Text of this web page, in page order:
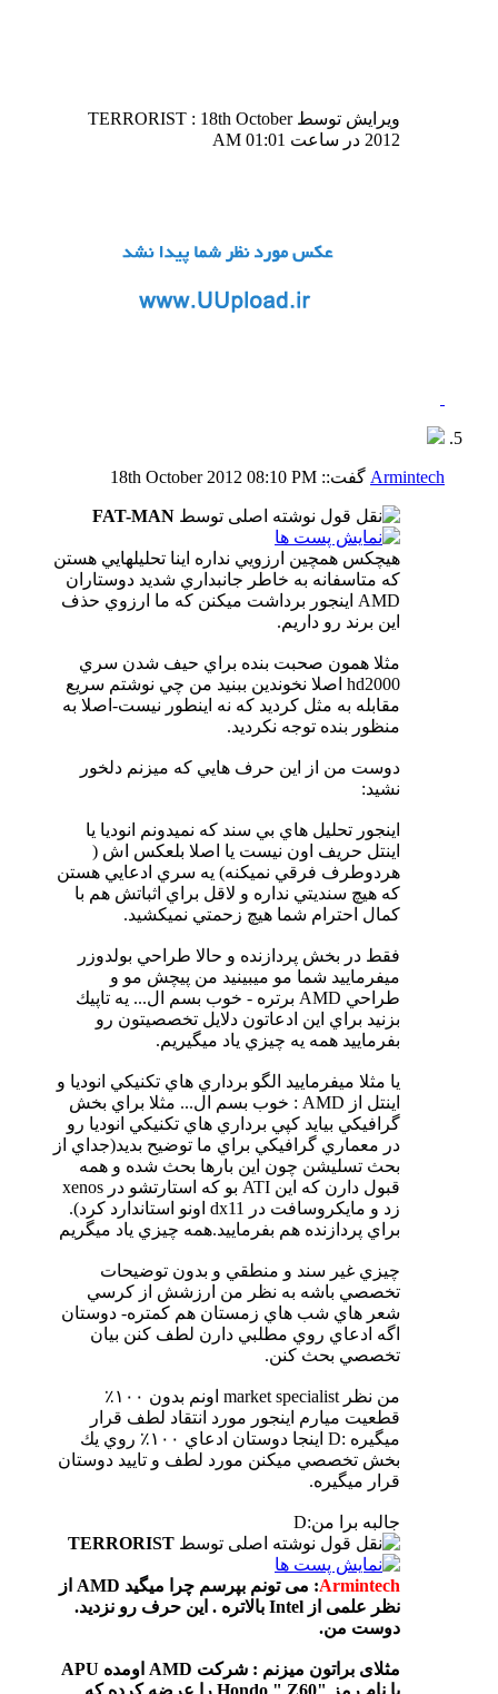
ویرایش توسط TERRORIST : 18th October
2012 در ساعت
01:01 AM
Armintech گفت:: 18th October 2012 08:10 PM
نوشته اصلی توسط FAT-MAN
هيچكس همچين ارزويي نداره اينا تحليلهايي هستن
كه متاسفانه به خاطر جانبداري شديد دوستاران
AMD اينجور برداشت ميكنن كه ما ارزوي حذف
اين برند رو داريم.
مثلا همون صحبت بنده براي حيف شدن سري
hd2000 اصلا نخوندين ببنيد من چي نوشتم سريع
مقابله به مثل كرديد كه نه اينطور نيست-اصلا به
منظور بنده توجه نكرديد.
دوست من از اين حرف هايي كه ميزنم دلخور
نشيد:
اينجور تحليل هاي بي سند كه نميدونم انوديا يا
اينتل حريف اون نيست يا اصلا بلعكس اش (
هردوطرف فرقي نميكنه) يه سري ادعايي هستن
كه هيچ سنديتي نداره و لاقل براي اثباتش هم با
كمال احترام شما هيچ زحمتي نميكشيد.
فقط در بخش پردازنده و حالا طراحي بولدوزر
ميفرماييد شما مو ميبينيد من پيچش مو و
طراحي AMD برتره - خوب بسم ال... يه تاپيك
بزنيد براي اين ادعاتون دلايل تخصصيتون رو
بفرماييد همه يه چيزي ياد ميگيريم.
يا مثلا ميفرماييد الگو برداري هاي تكنيكي انوديا و
اينتل از AMD : خوب بسم ال... مثلا براي بخش
گرافيكي بيايد كپي برداري هاي تكنيكي انوديا رو
در معماري گرافيكي براي ما توضيح بديد(جداي از
بحث تسليشن چون اين بارها بحث شده و همه
قبول دارن كه اين ATI بو كه استارتشو در xenos
زد و مايكروسافت در dx11 اونو استاندارد كرد).
براي پردازنده هم بفرماييد.همه چيزي ياد ميگريم
چيزي غير سند و منطقي و بدون توضيحات
تخصصي باشه به نظر من ارزشش از كرسي
شعر هاي شب هاي زمستان هم كمتره- دوستان
اگه ادعاي روي مطلبي دارن لطف كنن بيان
تخصصي بحث كنن.
من نظر market specialist اونم بدون ١٠٠٪
قطعيت ميارم اينجور مورد انتقاد لطف قرار
ميگيره :D اينجا دوستان ادعاي ١٠٠٪ روي يك
بخش تخصصي ميكنن مورد لطف و تاييد دوستان
قرار ميگيره.
جالبه برا من:D
نوشته اصلی توسط TERRORIST
Armintech
: می تونم بپرسم چرا میگید AMD از
نظر علمی از Intel بالاتره . این حرف رو نزدید.
دوست من.
مثلای براتون میزنم : شرکت AMD اومده APU
با نام رمز "Hondo " Z60 را عرضه کرده که